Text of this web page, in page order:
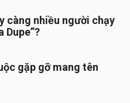
càng nhiều người chạy
Dupe”?
gặp gỡ mang tên